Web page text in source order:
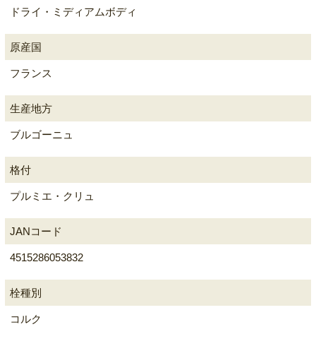
ドライ・ミディアムボディ
原産国
フランス
生産地方
ブルゴーニュ
格付
プルミエ・クリュ
JANコード
4515286053832
栓種別
コルク